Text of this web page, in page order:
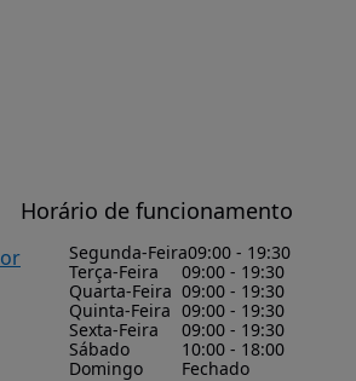
Horário de funcionamento
Segunda-Feira09:00 - 19:30
Terça-Feira
09:00 - 19:30
Quarta-Feira 09:00 - 19:30
Quinta-Feira 09:00 - 19:30
Sexta-Feira
09:00 - 19:30
Sábado
10:00 - 18:00
Domingo
Fechado